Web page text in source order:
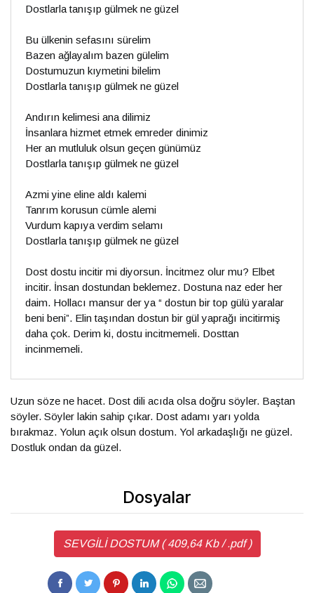
Dostlarla tanışıp gülmek ne güzel
Bu ülkenin sefasını sürelim
Bazen ağlayalım bazen gülelim
Dostumuzun kıymetini bilelim
Dostlarla tanışıp gülmek ne güzel
Andırın kelimesi ana dilimiz
İnsanlara hizmet etmek emreder dinimiz
Her an mutluluk olsun geçen günümüz
Dostlarla tanışıp gülmek ne güzel
Azmi yine eline aldı kalemi
Tanrım korusun cümle alemi
Vurdum kapıya verdim selamı
Dostlarla tanışıp gülmek ne güzel
Dost dostu incitir mi diyorsun. İncitmez olur mu? Elbet
incitir. İnsan dostundan beklemez. Dostuna naz eder her
daim. Hollacı mansur der ya “ dostun bir top gülü yaralar
beni beni”. Elin taşından dostun bir gül yaprağı incitirmiş
daha çok. Derim ki, dostu incitmemeli. Dosttan
incinmemeli.
Uzun söze ne hacet. Dost dili acıda olsa doğru söyler. Baştan
söyler. Söyler lakin sahip çıkar. Dost adamı yarı yolda
bırakmaz. Yolun açık olsun dostum. Yol arkadaşlığı ne güzel.
Dostluk ondan da güzel.
Dosyalar
SEVGİLİ DOSTUM ( 409,64 Kb / .pdf )